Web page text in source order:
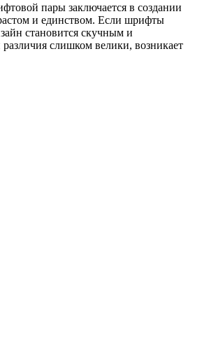
пары заключается в создании
и единством. Если шрифты
становится скучным и
слишком велики, возникает